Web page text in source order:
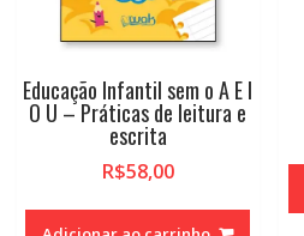
Educação Infantil sem o A E I
O U – Práticas de leitura e
escrita
R$58,00